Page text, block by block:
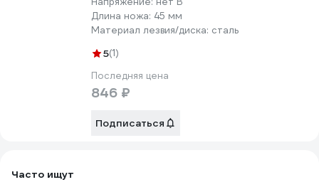
Длина ножа: 45 мм
Материал лезвия/диска: сталь
5(1)
Последняя цена
846 ₽
Подписаться
Часто ищут